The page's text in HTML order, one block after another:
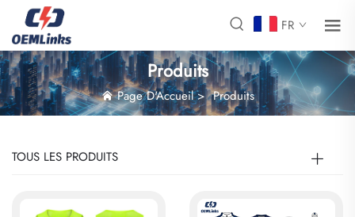
FR
Produits
Page D'Accueil>Produits
TOUS LES PRODUITS